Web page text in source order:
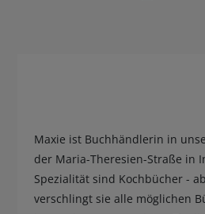
Maxie ist Buchhändlerin in
der Maria-Theresien-Straße in
Spezialität sind Kochbücher -
verschlingt sie alle möglichen